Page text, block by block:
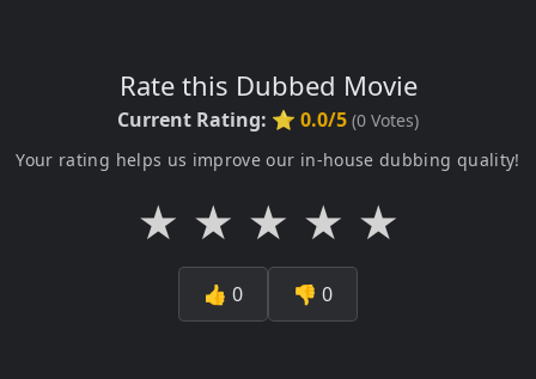
Rate this Dubbed Movie
Current Rating: ⭐ 0.0/5 (0 Votes)
Your rating helps us improve our in-house dubbing quality!
★ ★ ★ ★ ★
👍 0 👎 0